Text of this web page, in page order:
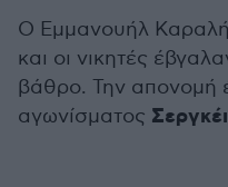
Ο Εμμανουήλ
και οι νικητές
βάθρο. Την απονομή
αγωνίσματος